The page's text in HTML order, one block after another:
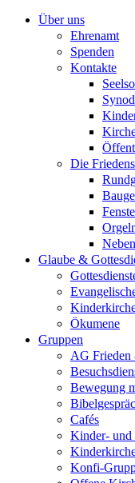
Über uns
Ehrenamt
Spenden
Kontakte
Die
Glaube &
Ökumene
Gruppen
AG Frieden
Bewegung
Cafés
Kinder- und
Konfi-